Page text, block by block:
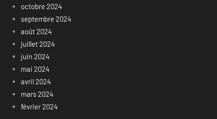
octobre 2024
septembre 2024
août 2024
juillet 2024
juin 2024
mai 2024
avril 2024
mars 2024
février 2024